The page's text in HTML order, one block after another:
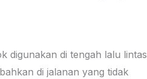
digunakan di tengah lalu lintas
di jalanan yang tidak